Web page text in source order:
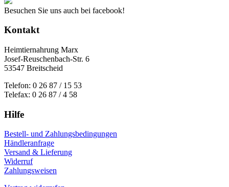
Besuchen Sie uns auch bei facebook!
Kontakt
Heimtiernahrung Marx
Josef-Reuschenbach-Str. 6
53547 Breitscheid
Telefon: 0 26 87 / 15 53
Telefax: 0 26 87 / 4 58
Hilfe
Bestell- und Zahlungsbedingungen
Händleranfrage
Versand & Lieferung
Widerruf
Zahlungsweisen